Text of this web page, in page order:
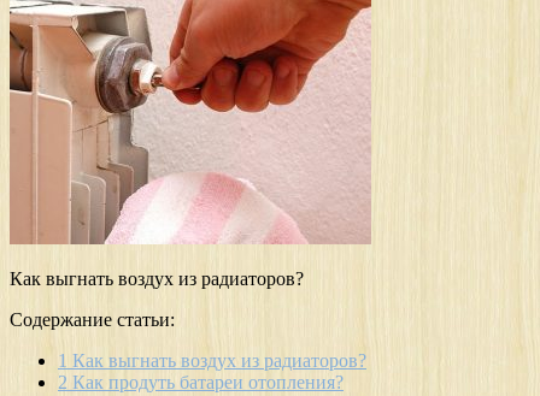
Как выгнать воздух из радиаторов?
Содержание статьи:
1 Как выгнать воздух из радиаторов?
2 Как продуть батареи отопления?